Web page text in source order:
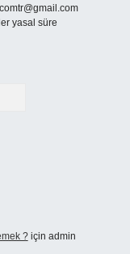
yasal süre
?için admin